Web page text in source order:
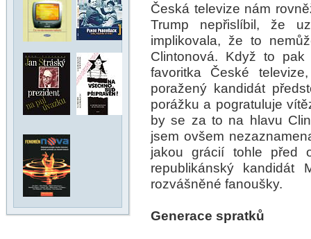
Česká televize nám
Trump nepřislíbil, že
implikovala, že to
Clintonová. Když to
favoritka České
poražený kandidát
porážku a pogratuluje
by se za to na hlavu
jsem ovšem
jakou grácií tohle před
republikánský
rozvášněné fanoušky.
Generace spratků